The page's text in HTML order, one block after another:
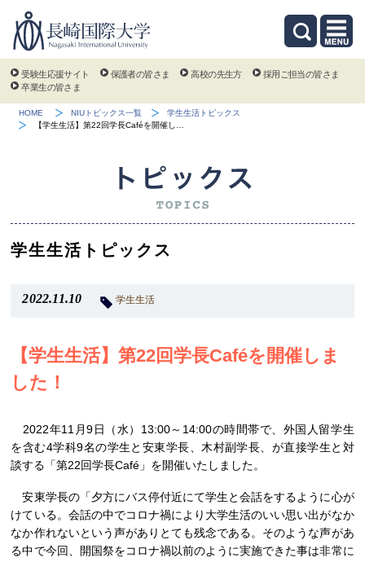
受験生応援サイト 保護者の皆さま 高校の先生方
採用ご担当の皆さま
卒業生の皆さま
HOME NIUトピックス一覧
学生生活トピックス
【学生生活】第22回学長Caféを開催し…
学生生活トピックス
2022.11.10 学生生活
【学生生活】第22回学長Caféを開催しま
した！
2022年11月9日（水）13:00～14:00の時間帯で、外国人留学生
を含む4学科9名の学生と安東学長、木村副学長、が直接学生と対
談する「第22回学長Café」を開催いたしました。
安東学長の「夕方にバス停付近にて学生と会話をするように心が
けている。会話の中でコロナ禍により大学生活のいい思い出がなか
なか作れないという声がありとても残念である。そのような声があ
る中で今回、開国祭をコロナ禍以前のように実施できた事は非常に